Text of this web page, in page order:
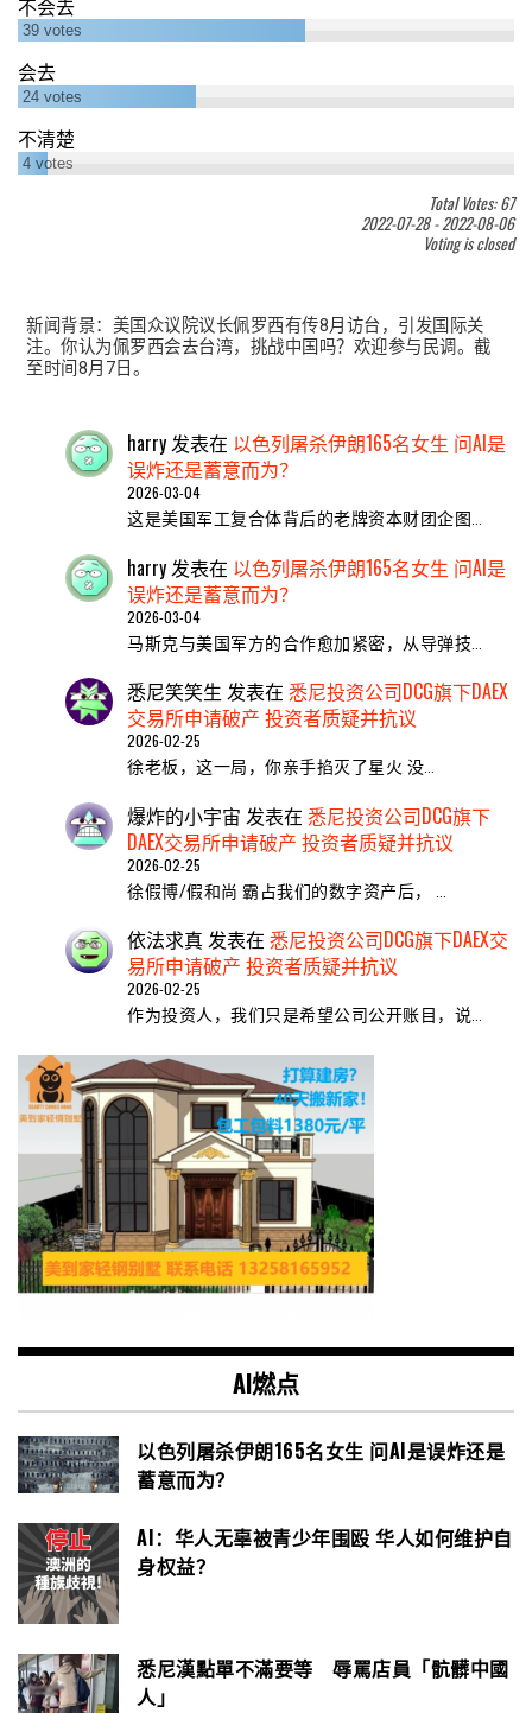
39 votes
会去
24 votes
不清楚
4 votes
Total Votes: 67
2022-07-28-2022-08-06
Voting is closed
新闻背景：美国众议院议长佩罗西有传8月访台，引发国际关
注。你认为佩罗西会去台湾，挑战中国吗？欢迎参与民调。截
至时间8月7日。
harry发表在 以色列屠杀伊朗165名女生 问AI是
误炸还是蓄意而为？
2026-03-04
这是美国军工复合体背后的老牌资本财团企图…
harry 发表在 以色列屠杀伊朗165名女生 问AI是
误炸还是蓄意而为？
2026-03-04
马斯克与美国军方的合作愈加紧密，从导弹技…
悉尼笑笑生 发表在 悉尼投资公司DCG旗下DAEX
交易所申请破产 投资者质疑并抗议
2026-02-25
​徐老板，这一局，你亲手掐灭了星火 ​没…
爆炸的小宇宙 发表在 悉尼投资公司DCG旗下
DAEX交易所申请破产 投资者质疑并抗议
2026-02-25
徐假博/假和尚 霸占我们的数字资产后， …
依法求真发表在 悉尼投资公司DCG旗下DAEX交
易所申请破产 投资者质疑并抗议
2026-02-25
作为投资人，我们只是希望公司公开账目，说…
AI燃点
以色列屠杀伊朗165名女生 问AI是误炸还是
蓄意而为？
AI：华人无辜被青少年围殴 华人如何维护自
身权益？
悉尼漢點單不滿要等 辱罵店員「骯髒中國
人」